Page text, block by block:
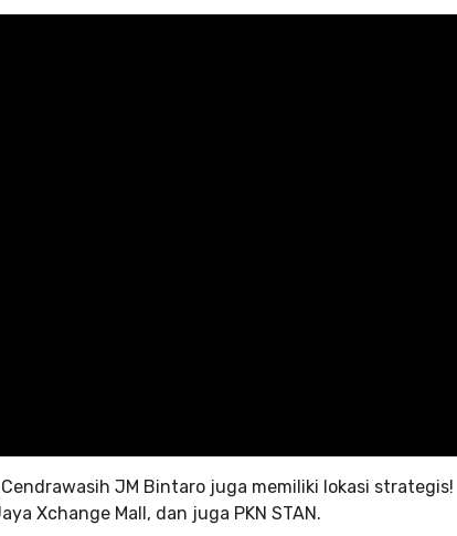
JM Bintaro juga memiliki lokasi strategis!
Xchange Mall, dan juga PKN STAN.